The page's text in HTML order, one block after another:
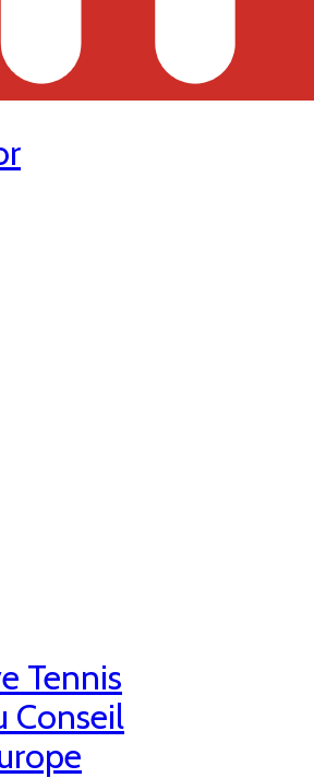
Tennis
Conseil